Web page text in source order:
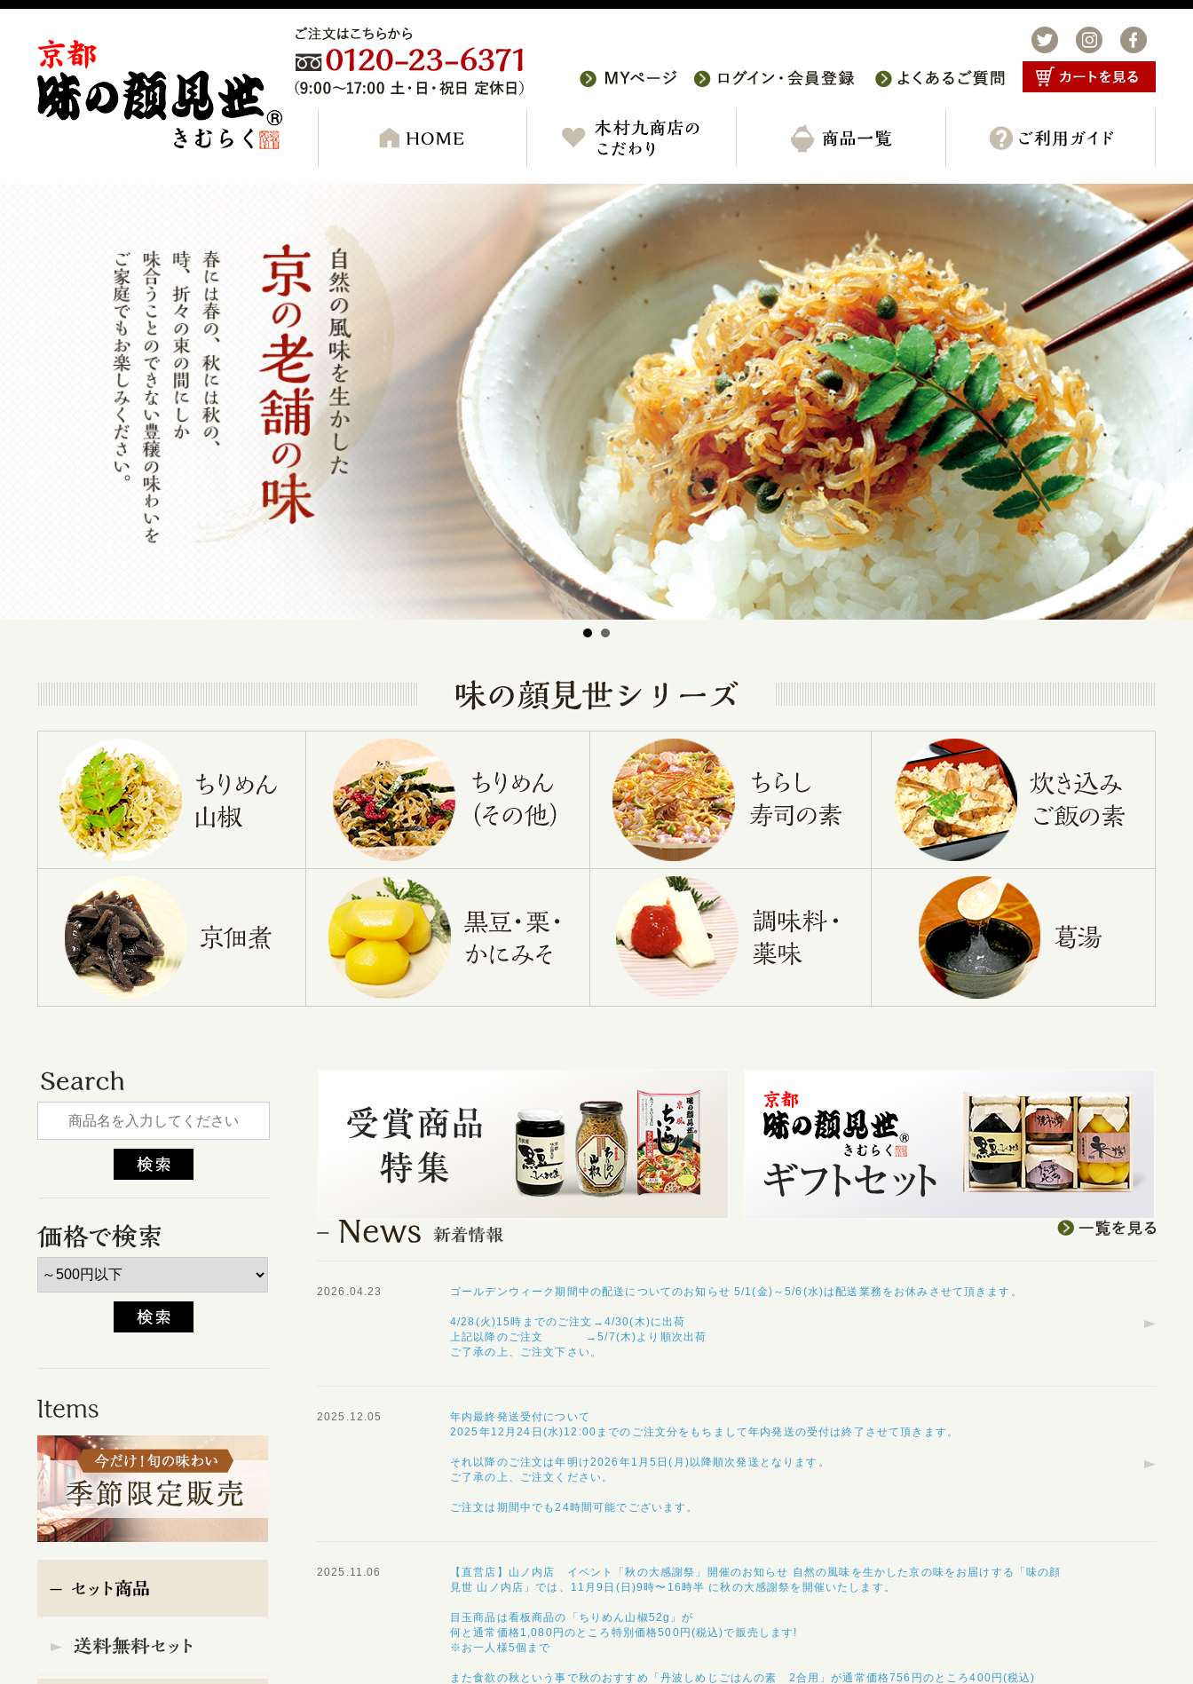
2026.04.23 ゴールデンウィーク期間中の配送についてのお知らせ 5/1(金)～5/6(水)は配送業務をお休みさせて頂きます。
4/28(火)15時までのご注文→4/30(木)に出荷
上記以降のご注文 →5/7(木)より順次出荷
ご了承の上、ご注文下さい。
2025.12.05
年内最終発送受付について
2025年12月24日(水)12:00までのご注文分をもちまして年内発送の受付は終了させて頂きます。
それ以降のご注文は年明け2026年1月5日(月)以降順次発送となります。
ご了承の上、ご注文ください。
ご注文は期間中でも24時間可能でございます。
2025.11.06
【直営店】山ノ内店 イベント「秋の大感謝祭」開催のお知らせ 自然の風味を生かした京の味をお届けする「味の顔
見世 山ノ内店」では、11月9日(日)9時〜16時半 に秋の大感謝祭を開催いたします。
目玉商品は看板商品の「ちりめん山椒52g」が
何と通常価格1,080円のところ特別価格500円(税込)で販売します!
※お一人様5個まで
また食欲の秋という事で秋のおすすめ「丹波しめじごはんの素 2合用」が通常価格756円のところ400円(税込)